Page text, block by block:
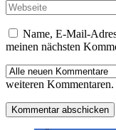
Name, E-Mail-
meinen nächsten
weiteren